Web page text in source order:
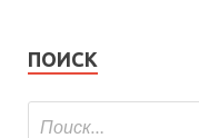
ПОИСК